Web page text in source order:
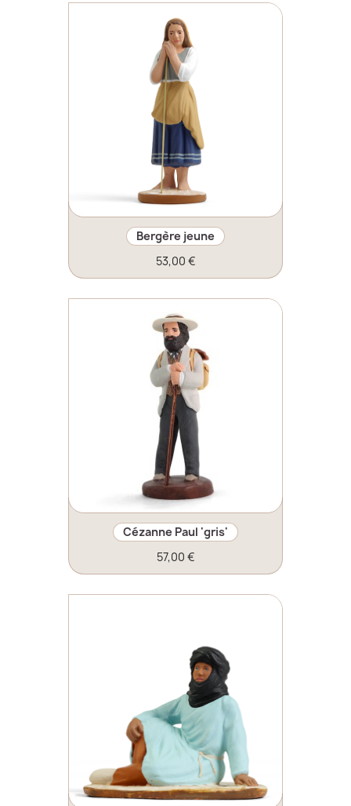
Bergère jeune
53,00 €
Cézanne Paul 'gris'
57,00 €